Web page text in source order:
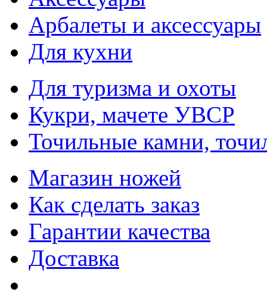
Арбалеты и аксессуары
Для кухни
Для туризма и охоты
Кукри, мачете УВСР
Точильные камни,
Магазин ножей
Как сделать заказ
Гарантии качества
Доставка